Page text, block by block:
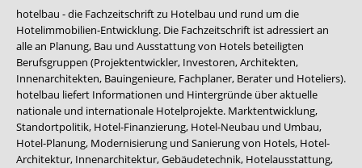
hotelbau - die Fachzeitschrift zu Hotelbau und rund um die
Hotelimmobilien-Entwicklung. Die Fachzeitschrift ist adressiert an
alle an Planung, Bau und Ausstattung von Hotels beteiligten
Berufsgruppen (Projektentwickler, Investoren, Architekten,
Innenarchitekten, Bauingenieure, Fachplaner, Berater und Hoteliers).
hotelbau liefert Informationen und Hintergründe über aktuelle
nationale und internationale Hotelprojekte. Marktentwicklung,
Standortpolitik, Hotel-Finanzierung, Hotel-Neubau und Umbau,
Hotel-Planung, Modernisierung und Sanierung von Hotels, Hotel-
Architektur, Innenarchitektur, Gebäudetechnik, Hotelausstattung,